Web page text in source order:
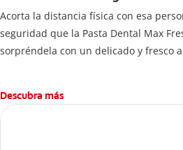
Acorta la distancia física con esa
seguridad que la Pasta Dental Max
sorpréndela con un delicado y fresco
Descubra más